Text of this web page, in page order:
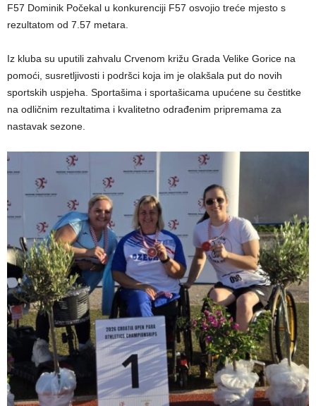
F57 Dominik Počekal u konkurenciji F57 osvojio treće mjesto s
rezultatom od 7.57 metara.
Iz kluba su uputili zahvalu Crvenom križu Grada Velike Gorice na
pomoći, susretljivosti i podršci koja im je olakšala put do novih
sportskih uspjeha. Sportašima i sportašicama upućene su čestitke
na odličnim rezultatima i kvalitetno odrađenim pripremama za
nastavak sezone.